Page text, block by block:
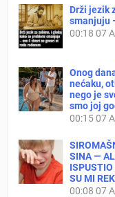
Drži jezik
smanjuju
00:18 07
Onog
nećaku,
nego je
smo joj
00:1507
SINA —
ISPUSTIO
SU MI
00:08 07